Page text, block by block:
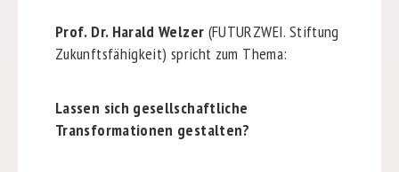
Prof. Dr. Harald Welzer (FUTURZWEI. Stiftung
Zukunftsfähigkeit) spricht zum Thema:
Lassen sich gesellschaftliche
Transformationen gestalten?